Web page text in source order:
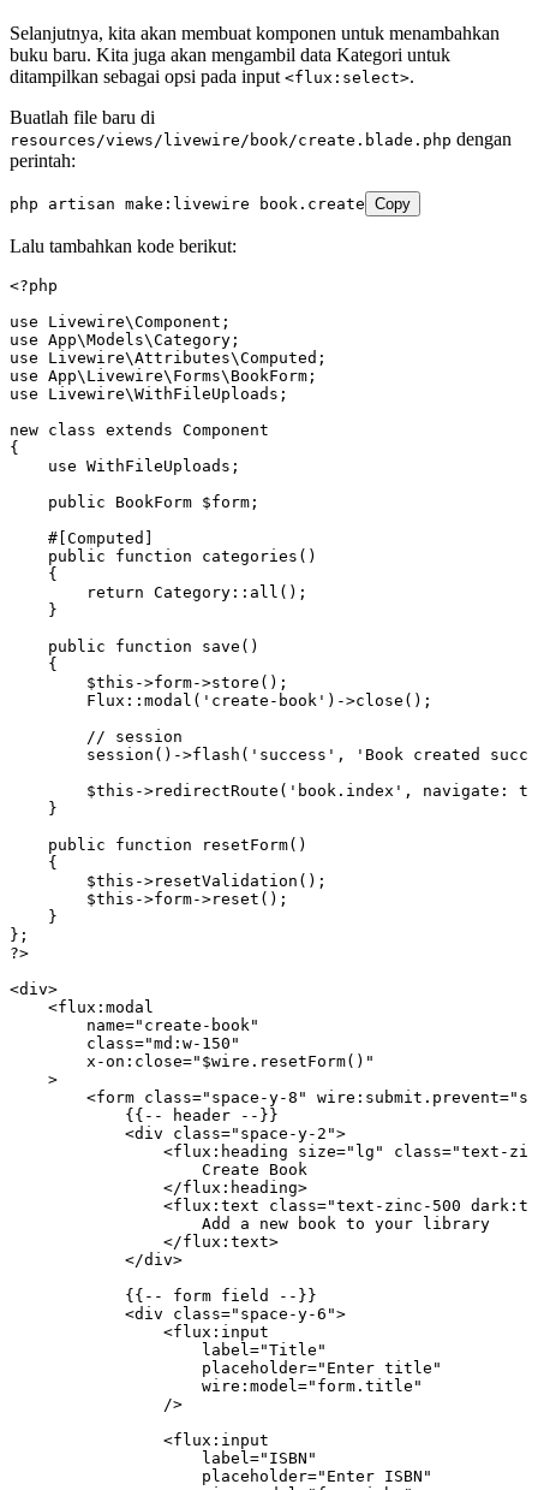
Selanjutnya, kita akan membuat komponen untuk menambahkan
buku baru. Kita juga akan mengambil data Kategori untuk
ditampilkan sebagai opsi pada input <flux:select>.
Buatlah file baru di
resources/views/livewire/book/create.blade.php dengan
perintah:
php artisan make:livewire book.create Copy
Lalu tambahkan kode berikut:
<?php
use Livewire\Component ;
use App\Models\Category ;
use Livewire\Attributes\Computed ;
use App\ Livewire\ Forms\ BookForm ;
use Livewire\WithFileUploads ;
new class extends Component
{
    use
WithFileUploads ;
    public
BookForm $form;
    #[
Computed
    public
function categories ()
    {
        return
Category :: all () ;
    }
    public
function save ()
    {
        $this
->form->store () ;
        Flux
:: modal ( 'create-book' ) ->close () ;
        // session
        session
() ->flash ( 'success' ,
'Book created
        $this
->redirectRoute ( 'book.index' , navigate :
    }
    public
function resetForm()
    {
        $this
->resetValidation () ;
        $this
->form->reset () ;
    }
};
?>
<div>
    <
flux : modal
        name
="create-book"
        class=
"md:w-150"
        x
-on : close=" $wire .resetForm()"
    >
        <
form class="space-y-8" wire : submit . prevent=
            {{
-- header -- }}
            <
div class="space-y-2">
                <
flux : heading size="lg" class="text-
                    Create
Book
                </
flux : heading>
                <
flux : text class="text-zinc-500
                    Add
a new book to your library
                </
flux : text>
            </
div>
            {{
-- form field -- }}
            <
div class="space-y-6">
                <
flux : input
                    label
="Title"
                    placeholder
="Enter title"
                    wire
: model="form.title"
                />
                <
flux : input
                    label
="ISBN"
                    placeholder
="Enter ISBN"